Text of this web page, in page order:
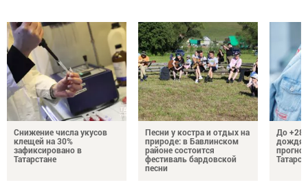
Снижение числа укусов
клещей на 30%
зафиксировано в
Татарстане
Песни у костра и отдых на
природе: в Бавлинском
районе состоится
фестиваль бардовской
песни
До +28